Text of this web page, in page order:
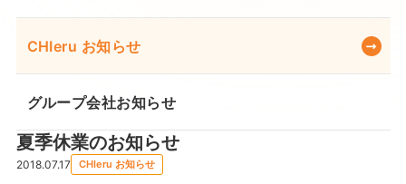
CHIeru お知らせ
グループ会社お知らせ
夏季休業のお知らせ
2018.07.17 CHIeru お知らせ